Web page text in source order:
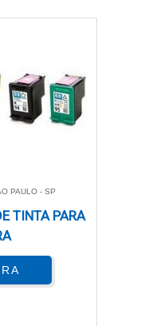
PAULO - SP
TINTA PARA